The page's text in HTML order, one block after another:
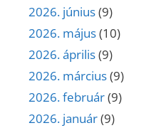
2026. június(9)
2026. május(10)
2026. április(9)
2026. március(9)
2026. február(9)
2026. január(9)